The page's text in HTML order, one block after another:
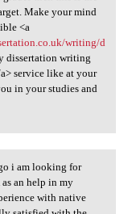
Make your mind
<a
writing/d
dissertation writing
service like at your
in your studies and
ago i
i am looking for
an help in my
with native